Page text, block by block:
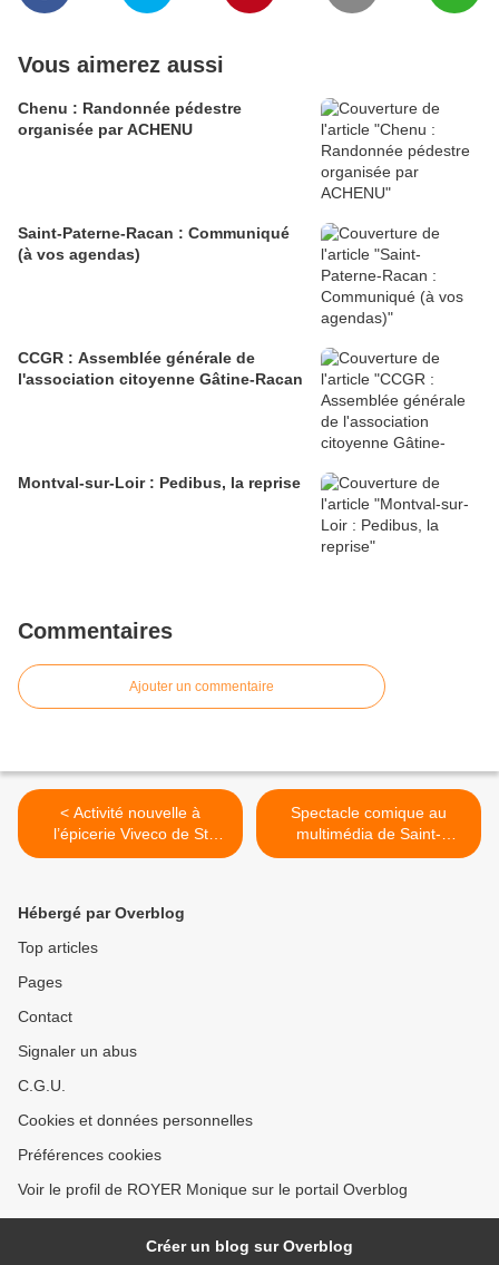
Vous aimerez aussi
Chenu : Randonnée pédestre
organisée par ACHENU
Saint-Paterne-Racan : Communiqué
(à vos agendas)
CCGR : Assemblée générale de
l'association citoyenne Gâtine-Racan
Montval-sur-Loir : Pedibus, la reprise
Commentaires
Ajouter un commentaire
< Activité nouvelle à
l’épicerie Viveco de St
Christophe
Spectacle comique au
multimédia de Saint-
Paterne-Racan >
Hébergé par Overblog
Top articles
Pages
Contact
Signaler un abus
C.G.U.
Cookies et données personnelles
Préférences cookies
Voir le profil de ROYER Monique sur le portail Overblog
Créer un blog sur Overblog